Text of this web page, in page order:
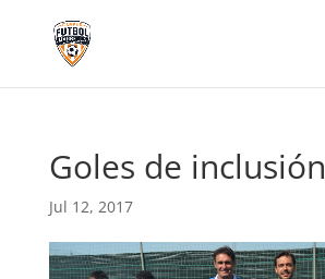
Goles de inclusión
Jul 12, 2017